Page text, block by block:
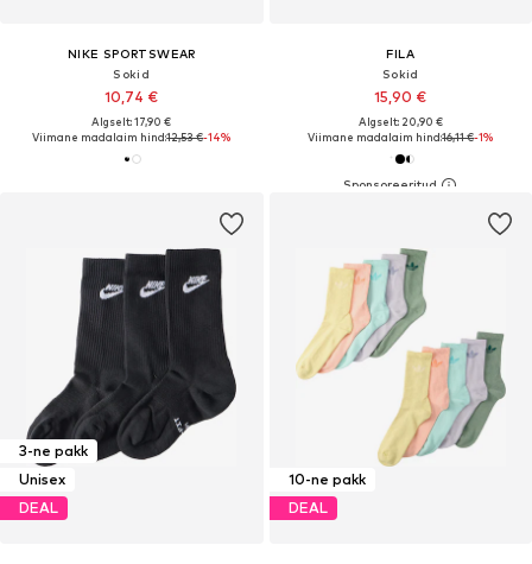
NIKE SPORTSWEAR
Sokid
10,74 €
Algselt: 17,90 €
Viimane madalaim hind:12,53 €-14%
FILA
Sokid
15,90 €
Algselt: 20,90 €
Viimane madalaim hind:16,11 €-1%
3-ne pakk
Unisex
DEAL
10-ne pakk
DEAL